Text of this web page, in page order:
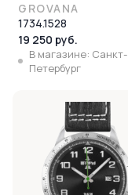
GROVANA
1734.1528
19 250 руб.
В магазине: Санкт-
Петербург